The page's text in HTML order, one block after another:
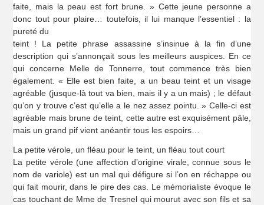
faite, mais la peau est fort brune. » Cette jeune personne a
donc tout pour plaire… toutefois, il lui manque l’essentiel : la
pureté du
teint ! La petite phrase assassine s’insinue à la fin d’une
description qui s’annonçait sous les meilleurs auspices. En ce
qui concerne Melle de Tonnerre, tout commence très bien
également. « Elle est bien faite, a un beau teint et un visage
agréable (jusque-là tout va bien, mais il y a un mais) ; le défaut
qu’on y trouve c’est qu’elle a le nez assez pointu. » Celle-ci est
agréable mais brune de teint, cette autre est exquisément pâle,
mais un grand pif vient anéantir tous les espoirs…
La petite vérole, un fléau pour le teint, un fléau tout court
La petite vérole (une affection d’origine virale, connue sous le
nom de variole) est un mal qui défigure si l’on en réchappe ou
qui fait mourir, dans le pire des cas. Le mémorialiste évoque le
cas touchant de Mme de Tresnel qui mourut avec son fils et sa